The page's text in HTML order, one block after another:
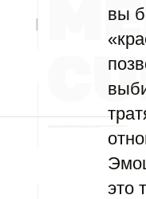
вы
это